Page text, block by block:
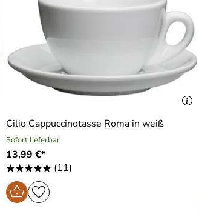
Cilio Cappuccinotasse Roma in weiß
Sofort lieferbar
13,99 €*
***** (11)